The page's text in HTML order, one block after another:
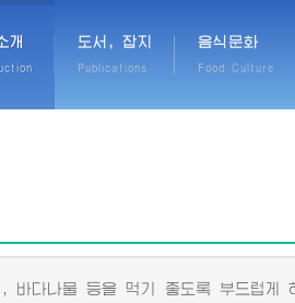
개 도서, 잡지
Publications
음식문화
Food Culture
다나물 등을 먹기 좋도록 부드럽게